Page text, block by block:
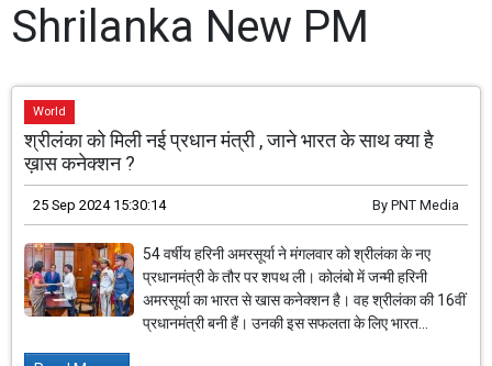
Shrilanka New PM
World
श्रीलंका को मिली नई प्रधान मंत्री , जाने भारत के साथ क्या है
ख़ास कनेक्शन ?
25 Sep 2024 15:30:14 By PNT Media
54 वर्षीय हरिनी अमरसूर्या ने मंगलवार को श्रीलंका के नए
प्रधानमंत्री के तौर पर शपथ ली। कोलंबो में जन्मी हरिनी
अमरसूर्या का भारत से खास कनेक्शन है। वह श्रीलंका की 16वीं
प्रधानमंत्री बनी हैं। उनकी इस सफलता के लिए भारत...